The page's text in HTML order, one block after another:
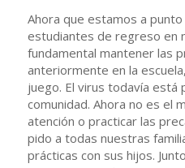
Ahora que estamos a
estudiantes de regreso en
fundamental mantener las
anteriormente en la
juego. El virus todavía está
comunidad. Ahora no es el
atención o practicar las
pido a todas nuestras
prácticas con sus hijos.